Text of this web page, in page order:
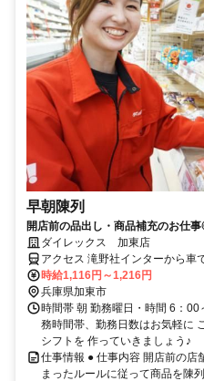
早朝陳列
開店前の品出し・商品補充のお仕
きたい方必見の求人です。
ダイレックス 加東店
アクセス 滝野社インターから車
時給1,116円～1,216円
兵庫県加東市
時間帯 朝 勤務曜日・時間 6：
務時間帯、勤務日数はお気軽に
シフトを 作っていきましょう♪
仕事情報 ● 仕事内容 開店前の店
まったルールに従って商品を陳